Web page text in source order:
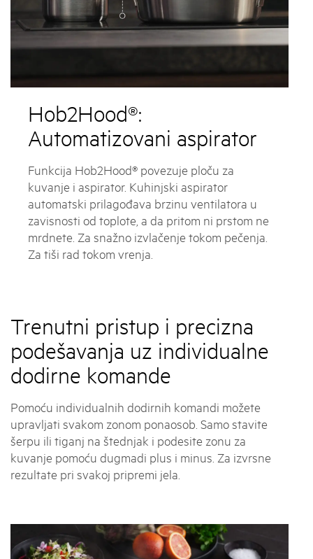
Hob2Hood®:
Automatizovani aspirator
Funkcija Hob2Hood® povezuje ploču za
kuvanje i aspirator. Kuhinjski aspirator
automatski prilagođava brzinu ventilatora u
zavisnosti od toplote, a da pritom ni prstom ne
mrdnete. Za snažno izvlačenje tokom pečenja.
Za tiši rad tokom vrenja.
Trenutni pristup i precizna
podešavanja uz individualne
dodirne komande
Pomoću individualnih dodirnih komandi možete
upravljati svakom zonom ponaosob. Samo stavite
šerpu ili tiganj na štednjak i podesite zonu za
kuvanje pomoću dugmadi plus i minus. Za izvrsne
rezultate pri svakoj pripremi jela.